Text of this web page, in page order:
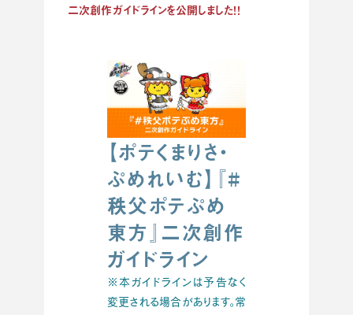
二次創作ガイドラインを公開しました！！
【ポテくまりさ・
ぷめれいむ】『#
秩父ポテぷめ
東方』二次創作
ガイドライン
※本ガイドラインは予告なく
変更される場合があります。常